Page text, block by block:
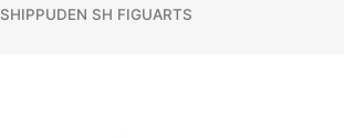
SHIPPUDEN SH FIGUARTS